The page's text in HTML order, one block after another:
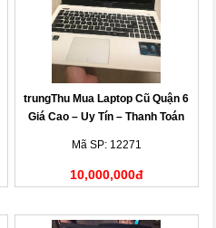
trungThu Mua Laptop Cũ Quận 6
Giá Cao – Uy Tín – Thanh Toán
Mã SP: 12271
10,000,000đ